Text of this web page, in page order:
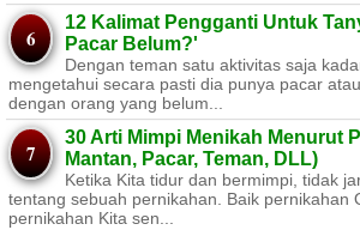
12 Kalimat Pengganti Untuk
Pacar Belum?'
Dengan teman satu aktivitas saja
mengetahui secara pasti dia punya pacar
dengan orang yang belum...
30 Arti Mimpi Menikah Menurut
Mantan, Pacar, Teman, DLL)
Ketika Kita tidur dan bermimpi, tidak
tentang sebuah pernikahan. Baik pernikahan
pernikahan Kita sen...